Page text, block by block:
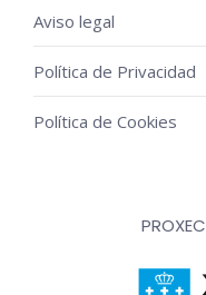
Aviso legal
Política de Privacidad
Política de Cookies